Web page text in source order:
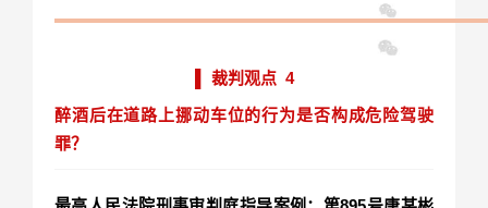
▌ 裁判观点 4
醉酒后在道路上挪动车位的行为是否构成危险驾驶
罪？